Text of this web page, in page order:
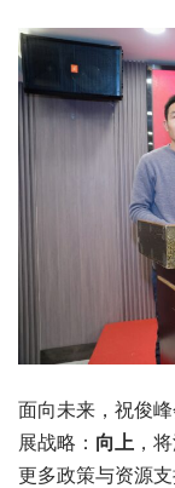
面向未来，祝俊
展战略： 向上 ，
更多政策与资源